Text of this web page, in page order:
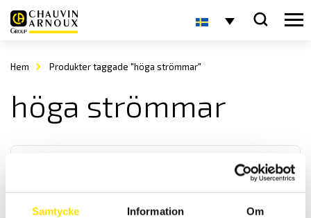
Samtycke Information Om
Hem Produkter taggade "höga strömmar"
höga strömmar